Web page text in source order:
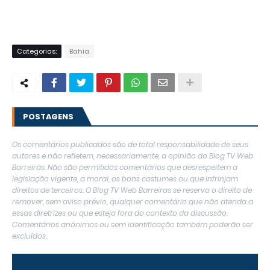
Categorias: Bahia
POSTAGENS
Os comentários publicados são de total responsabilidade de seus
autores e não refletem, necessariamente, a opinião do Blog TV Web
Barreiras. Não são permitidos comentários que desrespeitem a
legislação vigente, a moral, os bons costumes ou que infrinjam
direitos de terceiros. O Blog TV Web Barreiras se reserva o direito de
remover, sem aviso prévio, qualquer comentário que não atenda a
essas diretrizes ou que esteja fora do contexto da discussão.
Comentários anônimos ou sem identificação também poderão ser
excluídos.